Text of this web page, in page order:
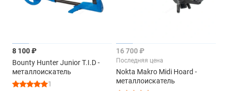
8 100 ₽
Bounty Hunter Junior T.I.D -
металлоискатель
1
16 700 ₽
Последняя цена
Nokta Makro Midi Hoard -
металлоискатель